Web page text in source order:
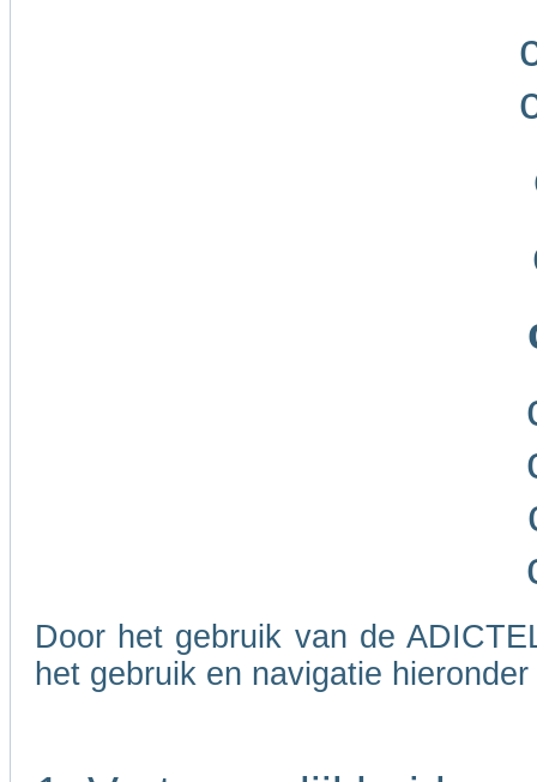
Door het gebruik van de
het gebruik en navigatie